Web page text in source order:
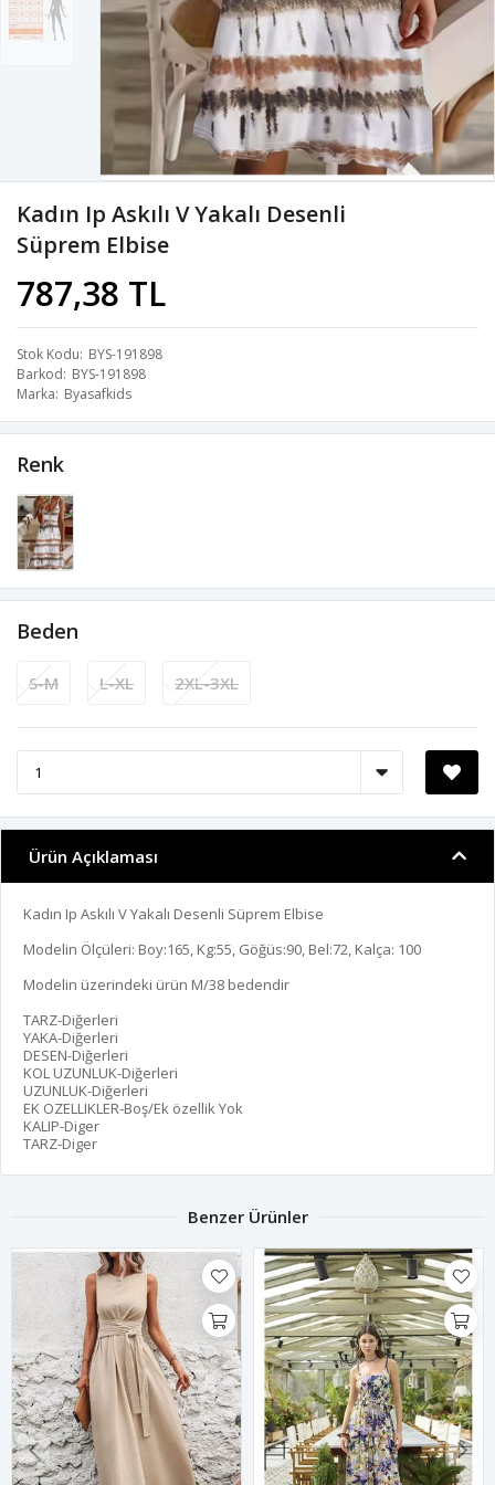
Kadın Ip Askılı V Yakalı Desenli
Süprem Elbise
787,38 TL
Stok Kodu BYS-191898
Barkod BYS-191898
Marka Byasafkids
Renk
Beden
S-M L-XL 2XL-3XL
Ürün Açıklaması
Kadın Ip Askılı V Yakalı Desenli Süprem Elbise
Modelin Ölçüleri: Boy:165, Kg:55, Göğüs:90, Bel:72, Kalça: 100
Modelin üzerindeki ürün M/38 bedendir
TARZ-Diğerleri
YAKA-Diğerleri
DESEN-Diğerleri
KOL UZUNLUK-Diğerleri
UZUNLUK-Diğerleri
EK OZELLIKLER-Boş/Ek özellik Yok
KALIP-Diger
TARZ-Diger
Benzer Ürünler